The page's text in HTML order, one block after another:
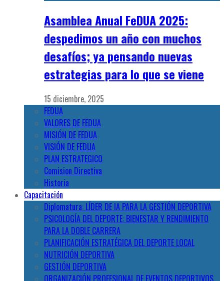
Asamblea Anual FeDUA 2025:
despedimos un año con muchos
desafíos; ya pensando nuevas
estrategias para lo que se viene
15 diciembre, 2025
FEDUA
VALORES DE FEDUA
MISIÓN DE FEDUA
VISIÓN DE FEDUA
PLAN ESTRATEGICO
Comision Directiva
Historia
Capacitación
Diplomatura: LÍDER DE IA PARA LA GESTIÓN DEPORTIVA
PSICOLOGÍA DEL DEPORTE: BIENESTAR Y RENDIMIENTO
PARA LA DOBLE CARRERA
PLANIFICACIÓN ESTRATÉGICA DEL DEPORTE LOCAL
NUTRICIÓN DEPORTIVA
GESTIÓN DEPORTIVA